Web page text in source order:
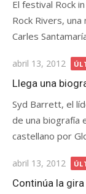
El festival Rock
Rock Rivers,
Carles
Publicada
el
abril 13, 2012
Llega una
Syd Barrett, el
de una biografía
castellano por
Publicada
el
abril 13, 2012
Continúa la